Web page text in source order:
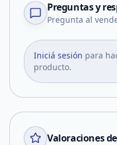
Preguntas y
Pregunta al
Iniciá sesión para
producto.
Valoraciones